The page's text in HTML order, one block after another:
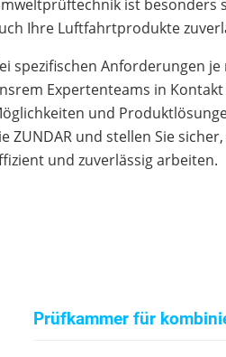
ist besonders
Ihre Luftfahrtprodukte
spezifischen Anforderungen
Expertenteams in
und
ZUNDAR und stellen Sie
und zuverlässig arbeiten.
Prüfkammer für